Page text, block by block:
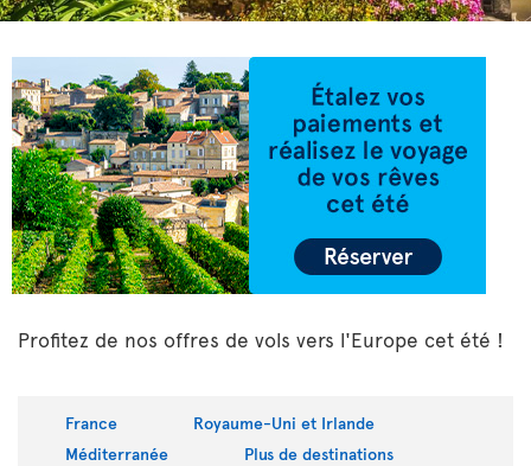
Profitez de nos offres de vols vers l'Europe cet été !
France
Royaume-Uni et Irlande
Méditerranée
Plus de destinations